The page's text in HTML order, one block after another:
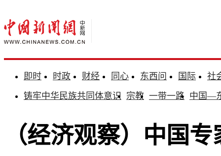
即时 时政 财经 同心 东西问 国际
社
铸牢中华民族共同体意识 宗教 一带一路 中国—
（经济观察）中国